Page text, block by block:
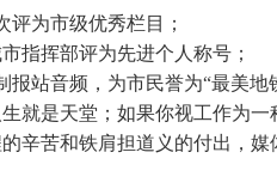
为市级优秀栏目；
挥部评为先进个人称号；
站音频，为市民誉为“最美地
就是天堂；如果你视工作为
辛苦和铁肩担道义的付出，